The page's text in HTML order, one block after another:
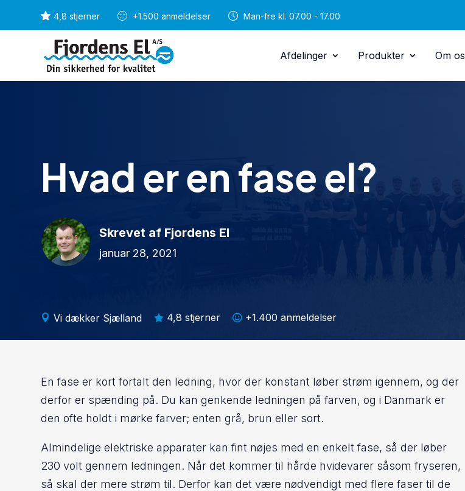
4,8 stjerner +1.500 anmeldelser Man-fre kl. 07.00 - 17.00
Afdelinger Produkter Om os
Hvad er en fase el?
Skrevet af Fjordens El
januar 28, 2021
 Vi dækker Sjælland  4,8 stjerner  +1.400 anmeldelser
En fase er kort fortalt den ledning, hvor der konstant løber strøm igennem, og der
derfor er spænding på. Du kan genkende ledningen på farven, og i Danmark er
den ofte holdt i mørke farver; enten grå, brun eller sort.
Almindelige elektriske apparater kan fint nøjes med en enkelt fase, så der løber
230 volt gennem ledningen. Når det kommer til hårde hvidevarer såsom fryseren,
så skal der mere strøm til. Derfor kan det være nødvendigt med flere faser til de